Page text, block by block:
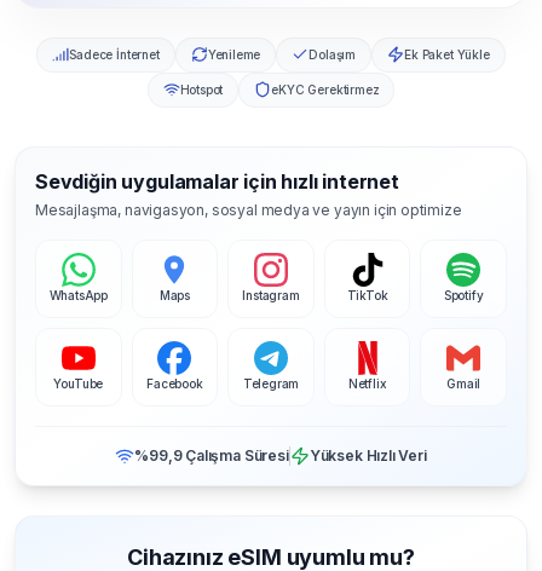
Sadece İnternet Yenileme Dolaşım Ek Paket Yükle
Hotspot eKYC Gerektirmez
Sevdiğin uygulamalar için hızlı internet
Mesajlaşma, navigasyon, sosyal medya ve yayın için optimize
WhatsApp Maps Instagram TikTok Spotify
YouTube Facebook Telegram Netflix Gmail
%99,9 Çalışma Süresi Yüksek Hızlı Veri
Cihazınız eSIM uyumlu mu?